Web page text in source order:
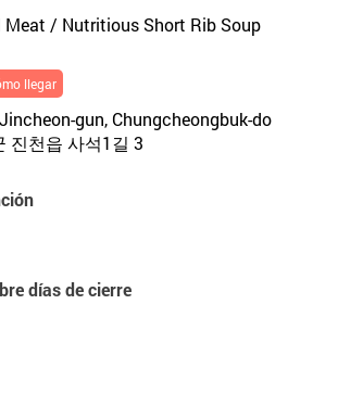
Meat / Nutritious Short Rib Soup
llegar
gun, Chungcheongbuk-do
진천읍 사석1길 3
días de cierre